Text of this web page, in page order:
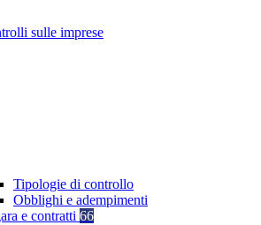
sulle imprese
Tipologie di controllo
Obblighi e adempimenti
e contratti 66